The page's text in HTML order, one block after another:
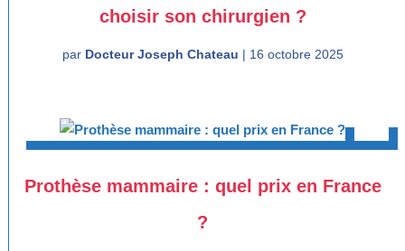
choisir son chirurgien ?
par Docteur Joseph Chateau | 16 octobre 2025
Prothèse mammaire : quel prix en France
?